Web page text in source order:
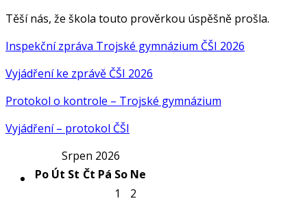
Těší nás, že škola touto prověrkou úspěšně prošla.
Inspekční zpráva Trojské gymnázium ČŠI 2026
Vyjádření ke zprávě ČŠI 2026
Protokol o kontrole – Trojské gymnázium
Vyjádření – protokol ČŠI
Srpen 2026
Po Út St Čt Pá So Ne
1
2